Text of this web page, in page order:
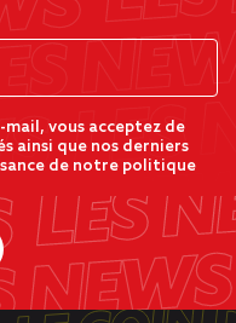
vous acceptez de
ainsi que nos derniers
de notre politique